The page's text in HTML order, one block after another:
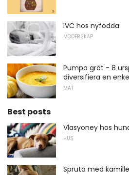
IVC hos nyfödda
MODERSKAP
Pumpa gröt - 8
diversifiera en
MAT
Best posts
Vlasyoney hos
HUS
Spruta med kamille